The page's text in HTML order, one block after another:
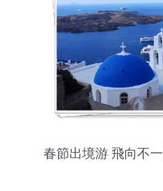
春節出境游 飛向不